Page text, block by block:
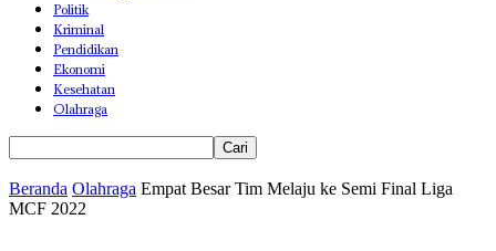
Politik
Kriminal
Pendidikan
Ekonomi
Kesehatan
Olahraga
Beranda Olahraga Empat Besar Tim Melaju ke Semi Final Liga
MCF 2022